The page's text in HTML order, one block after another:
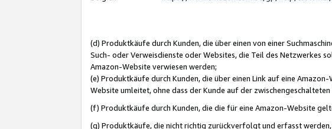
(d) Produktkäufe durch Kunden, die über einen von einer
Such- oder Verweisdienste oder Websites, die Teil des Netzwerkes
Amazon-Website verwiesen werden;
(e) Produktkäufe durch Kunden, die über einen Link auf eine
Website umleitet, ohne dass der Kunde auf der
(f) Produktkäufe durch Kunden, die die für eine Amazon-Website
(g) Produktkäufe, die nicht richtig zurückverfolgt und erfasst